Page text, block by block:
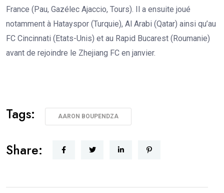
France (Pau, Gazélec Ajaccio, Tours). Il a ensuite joué
notamment à Hatayspor (Turquie), Al Arabi (Qatar) ainsi qu’au
FC Cincinnati (Etats-Unis) et au Rapid Bucarest (Roumanie)
avant de rejoindre le Zhejiang FC en janvier.
Tags: AARON BOUPENDZA
Share: